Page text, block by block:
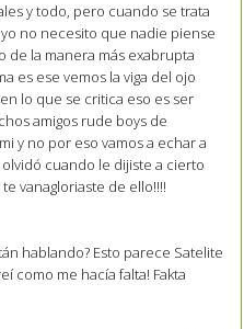
y todo, pero cuando se trata
no necesito que nadie piense
de la manera más exabrupta
es ese vemos la viga del ojo
lo que se critica eso es ser
amigos rude boys de
y no por eso vamos a echar a
cuando le dijiste a cierto
vanagloriaste de ello!!!!
hablando? Esto parece Satelite
como me hacía falta! Fakta